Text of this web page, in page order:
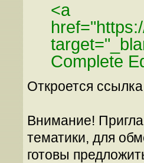
<a
Complete
Откроется
Внимание!
тематики, для
готовы